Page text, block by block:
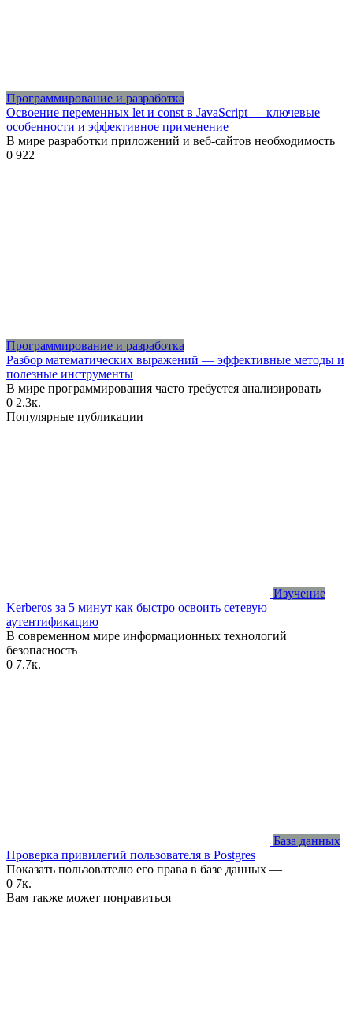
Программирование и разработка
Освоение переменных let и const в JavaScript — ключевые
особенности и эффективное применение
В мире разработки приложений и веб-сайтов необходимость
0 922
Программирование и разработка
Разбор математических выражений — эффективные методы и
полезные инструменты
В мире программирования часто требуется анализировать
0 2.3к.
Популярные публикации
Изучение
Kerberos за 5 минут как быстро освоить сетевую
аутентификацию
В современном мире информационных технологий
безопасность
0 7.7к.
База данных
Проверка привилегий пользователя в Postgres
Показать пользователю его права в базе данных —
0 7к.
Вам также может понравиться